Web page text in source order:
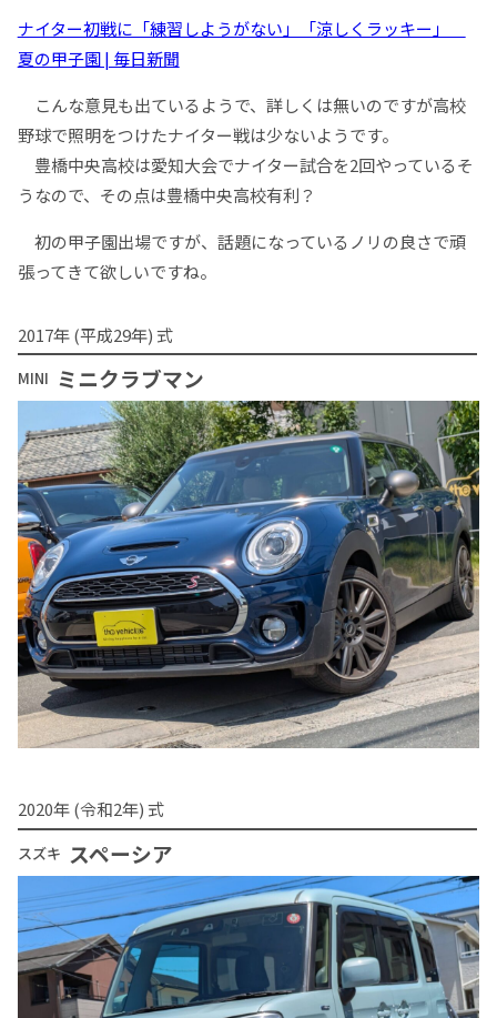
ナイター初戦に「練習しようがない」「涼しくラッキー」
夏の甲子園 | 毎日新聞
こんな意見も出ているようで、詳しくは無いのですが高校
野球で照明をつけたナイター戦は少ないようです。
豊橋中央高校は愛知大会でナイター試合を2回やっているそ
うなので、その点は豊橋中央高校有利？
初の甲子園出場ですが、話題になっているノリの良さで頑
張ってきて欲しいですね。
MINI ミニクラブマン
2017年 (平成29年) 式
スズキ スペーシア
2020年 (令和2年) 式